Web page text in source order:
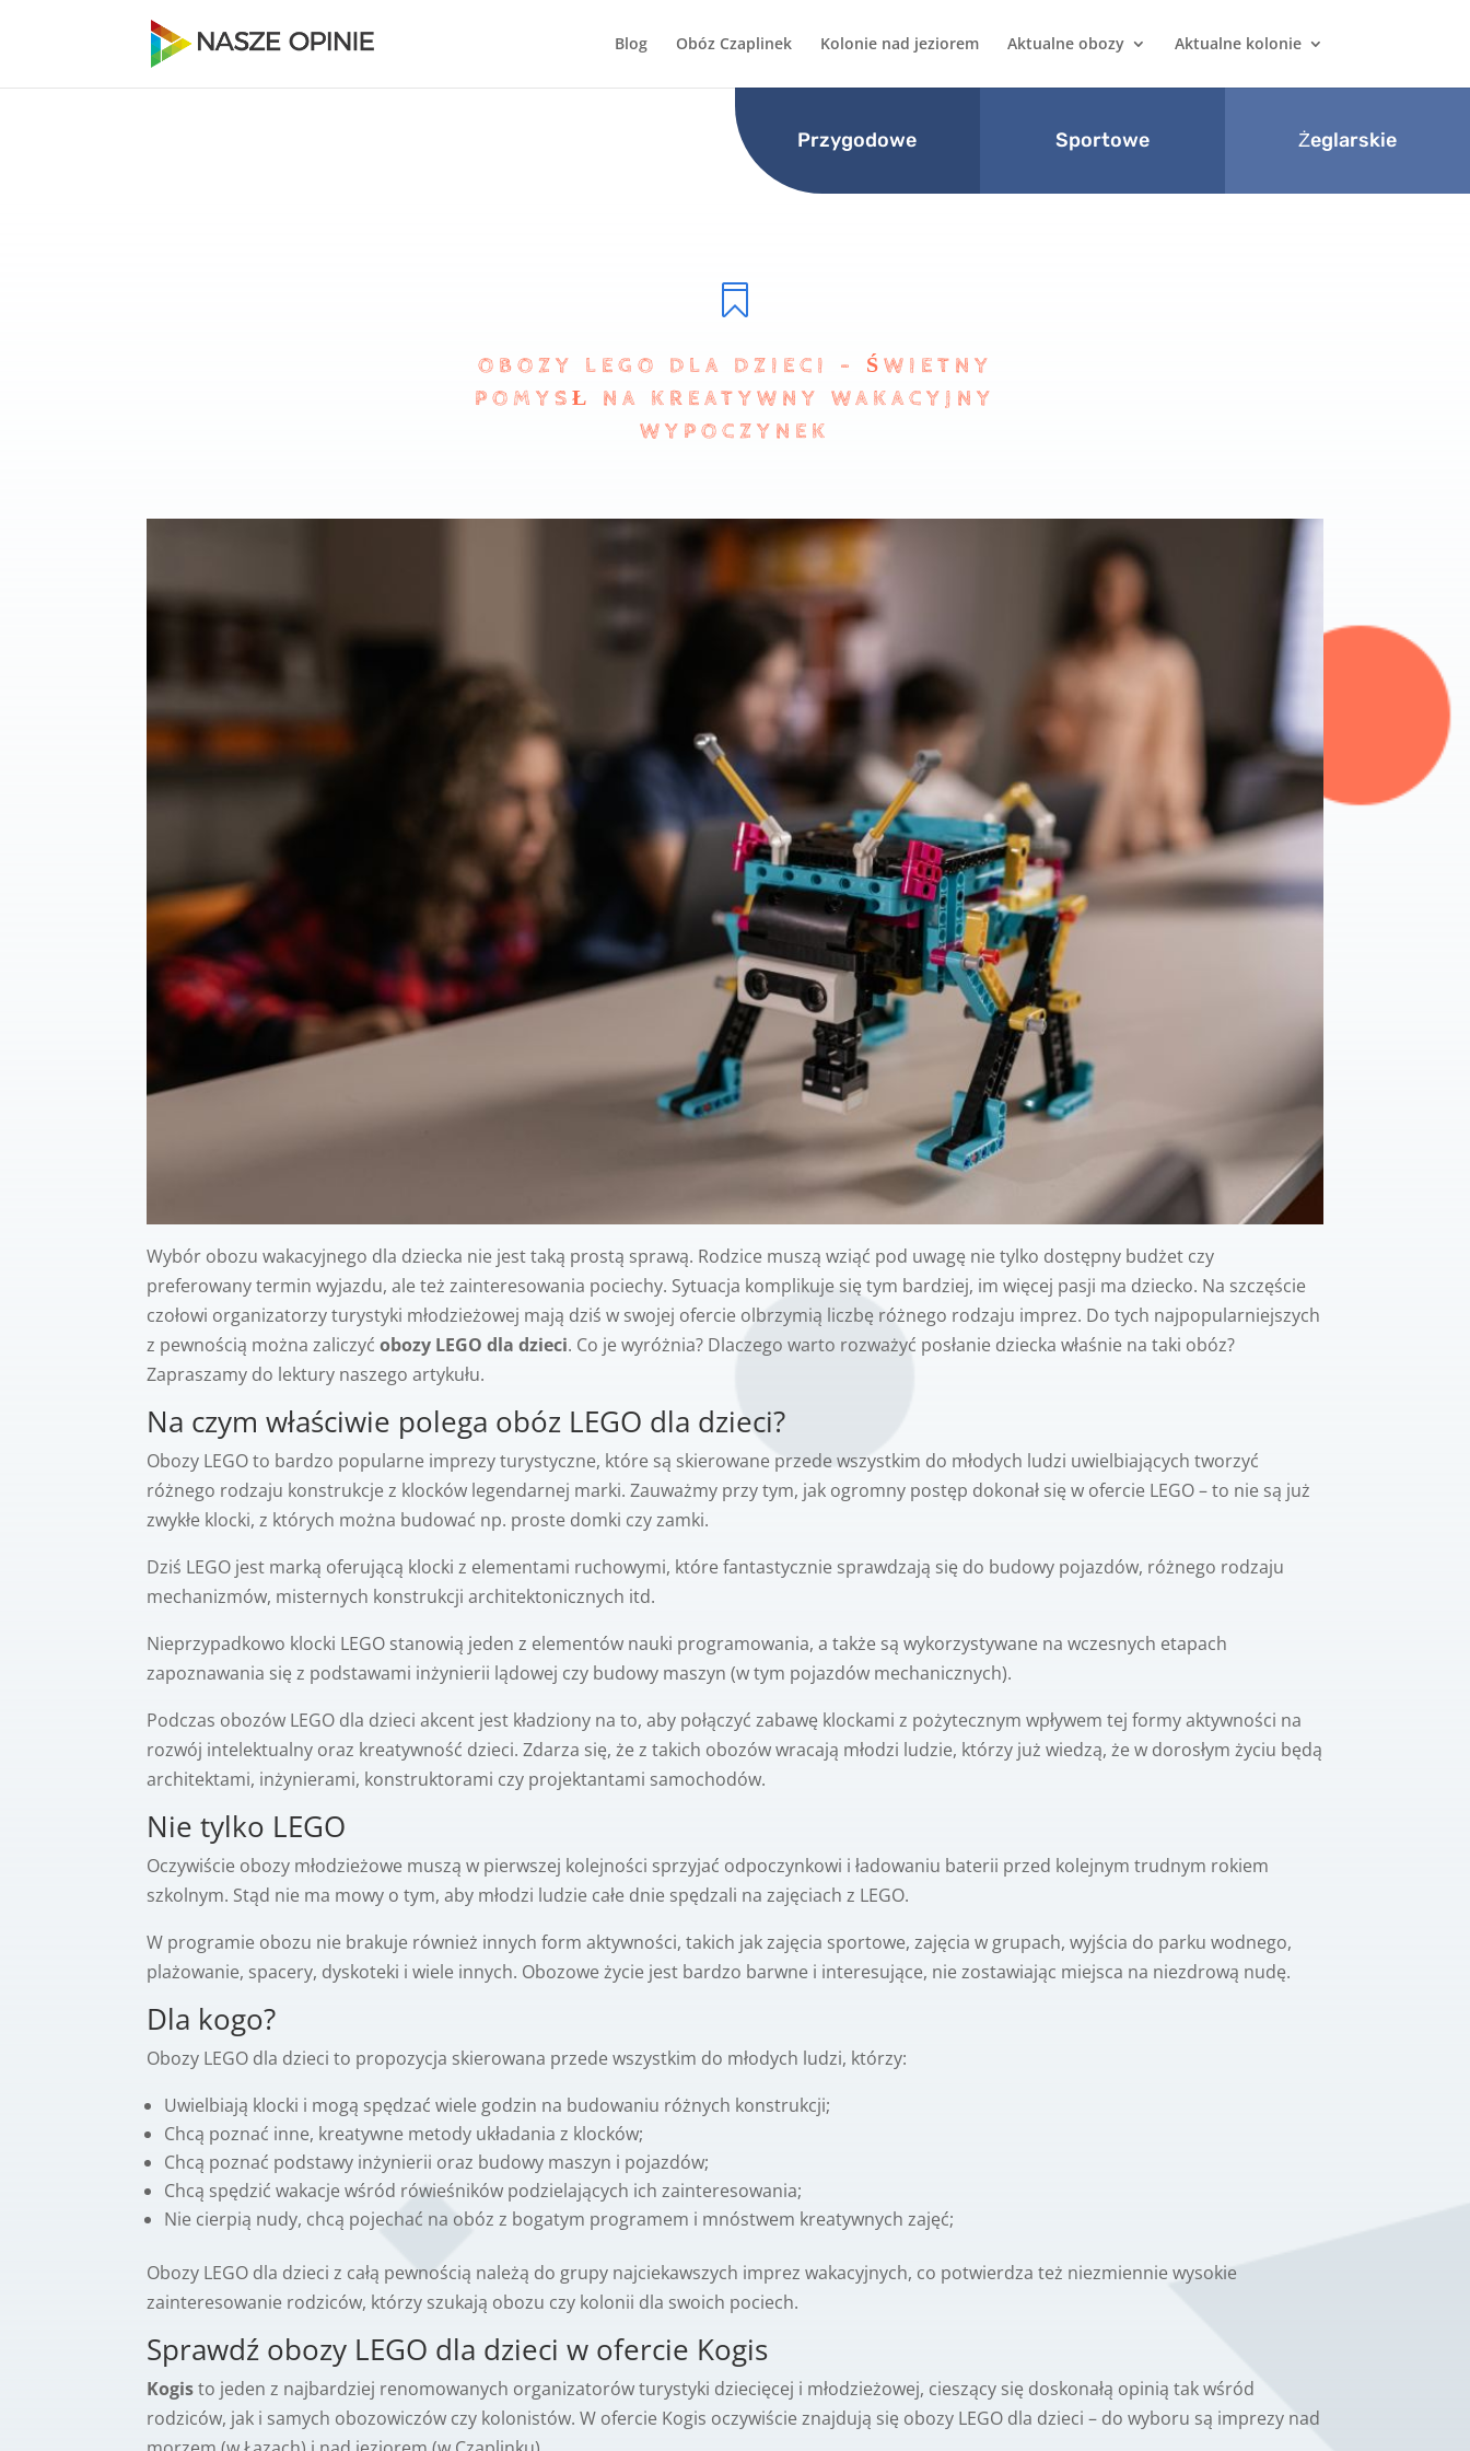
Blog Obóz Czaplinek Kolonie nad jeziorem Aktualne obozy Aktualne kolonie
Przygodowe Sportowe Żeglarskie

OBOZY LEGO DLA DZIECI – ŚWIETNY
POMYSŁ NA KREATYWNY WAKACYJNY
WYPOCZYNEK
Wybór obozu wakacyjnego dla dziecka nie jest taką prostą sprawą. Rodzice muszą wziąć pod uwagę nie tylko dostępny budżet czy
preferowany termin wyjazdu, ale też zainteresowania pociechy. Sytuacja komplikuje się tym bardziej, im więcej pasji ma dziecko. Na szczęście
czołowi organizatorzy turystyki młodzieżowej mają dziś w swojej ofercie olbrzymią liczbę różnego rodzaju imprez. Do tych najpopularniejszych
z pewnością można zaliczyćobozy LEGO dla dzieci. Co je wyróżnia? Dlaczego warto rozważyć posłanie dziecka właśnie na taki obóz?
Zapraszamy do lektury naszego artykułu.
Na czym właściwie polega obóz LEGO dla dzieci?
Obozy LEGO to bardzo popularne imprezy turystyczne, które są skierowane przede wszystkim do młodych ludzi uwielbiających tworzyć
różnego rodzaju konstrukcje z klocków legendarnej marki. Zauważmy przy tym, jak ogromny postęp dokonał się w ofercie LEGO – to nie są już
zwykłe klocki, z których można budować np. proste domki czy zamki.
Dziś LEGO jest marką oferującą klocki z elementami ruchowymi, które fantastycznie sprawdzają się do budowy pojazdów, różnego rodzaju
mechanizmów, misternych konstrukcji architektonicznych itd.
Nieprzypadkowo klocki LEGO stanowią jeden z elementów nauki programowania, a także są wykorzystywane na wczesnych etapach
zapoznawania się z podstawami inżynierii lądowej czy budowy maszyn (w tym pojazdów mechanicznych).
Podczas obozów LEGO dla dzieci akcent jest kładziony na to, aby połączyć zabawę klockami z pożytecznym wpływem tej formy aktywności na
rozwój intelektualny oraz kreatywność dzieci. Zdarza się, że z takich obozów wracają młodzi ludzie, którzy już wiedzą, że w dorosłym życiu będą
architektami, inżynierami, konstruktorami czy projektantami samochodów.
Nie tylko LEGO
Oczywiście obozy młodzieżowe muszą w pierwszej kolejności sprzyjać odpoczynkowi i ładowaniu baterii przed kolejnym trudnym rokiem
szkolnym. Stąd nie ma mowy o tym, aby młodzi ludzie całe dnie spędzali na zajęciach z LEGO.
W programie obozu nie brakuje również innych form aktywności, takich jak zajęcia sportowe, zajęcia w grupach, wyjścia do parku wodnego,
plażowanie, spacery, dyskoteki i wiele innych. Obozowe życie jest bardzo barwne i interesujące, nie zostawiając miejsca na niezdrową nudę.
Dla kogo?
Obozy LEGO dla dzieci to propozycja skierowana przede wszystkim do młodych ludzi, którzy:
Uwielbiają klocki i mogą spędzać wiele godzin na budowaniu różnych konstrukcji;
Chcą poznać inne, kreatywne metody układania z klocków;
Chcą poznać podstawy inżynierii oraz budowy maszyn i pojazdów;
Chcą spędzić wakacje wśród rówieśników podzielających ich zainteresowania;
Nie cierpią nudy, chcą pojechać na obóz z bogatym programem i mnóstwem kreatywnych zajęć;
Obozy LEGO dla dzieci z całą pewnością należą do grupy najciekawszych imprez wakacyjnych, co potwierdza też niezmiennie wysokie
zainteresowanie rodziców, którzy szukają obozu czy kolonii dla swoich pociech.
Sprawdź obozy LEGO dla dzieci w ofercie Kogis
Kogisto jeden z najbardziej renomowanych organizatorów turystyki dziecięcej i młodzieżowej, cieszący się doskonałą opinią tak wśród
rodziców, jak i samych obozowiczów czy kolonistów. W ofercie Kogis oczywiście znajdują się obozy LEGO dla dzieci – do wyboru są imprezy nad